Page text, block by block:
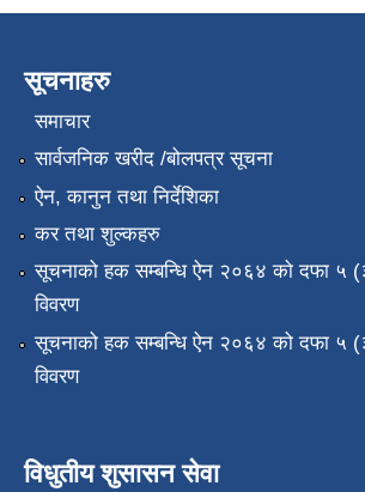
सूचनाहरु
समाचार
सार्वजनिक खरीद /बोलपत्र सूचना
ऐन, कानुन तथा निर्देशिका
कर तथा शुल्कहरु
सूचनाको हक सम्बन्धि ऐन २०६४ को दफा ५
विवरण
सूचनाको हक सम्बन्धि ऐन २०६४ को दफा ५
विवरण
विधुतीय शुसासन सेवा